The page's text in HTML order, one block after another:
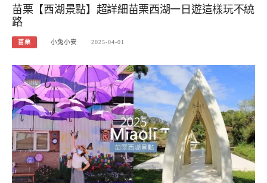
苗栗【西湖景點】超詳細苗栗西湖一日遊這樣玩不繞
路
苗栗 小兔小安 2025-04-01